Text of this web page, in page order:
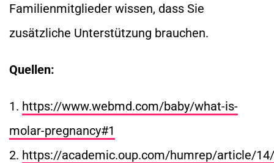
Familienmitglieder wissen, dass Sie
zusätzliche Unterstützung brauchen.
Quellen:
1. https://www.webmd.com/baby/what-is-
molar-pregnancy#1
2. https://academic.oup.com/humrep/article/